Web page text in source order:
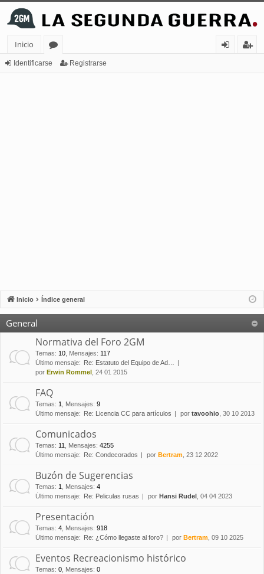
Inicio
or
Identificarse Registrarse
Inicio Índice general
General
Normativa del Foro 2GM
Temas: 10 Mensajes: 117
Último mensaje:
Re: Estatuto del Equipo de Ad…
por Erwin Rommel , 24 01 2015
FAQ
Temas: 1 Mensajes: 9
Último mensaje:
Re: Licencia CC para artículos por tavoohio , 30 10 2013
Comunicados
Temas: 11 Mensajes: 4255
Último mensaje:
Re: Condecorados por Bertram , 23 12 2022
Buzón de Sugerencias
Temas: 1 Mensajes: 4
Último mensaje:
Re: Peliculas rusas por Hansi Rudel , 04 04 2023
Presentación
Temas: 4 Mensajes: 918
Último mensaje:
Re: ¿Cómo llegaste al foro? por Bertram , 09 10 2025
Eventos Recreacionismo histórico
Temas: 0 Mensajes: 0